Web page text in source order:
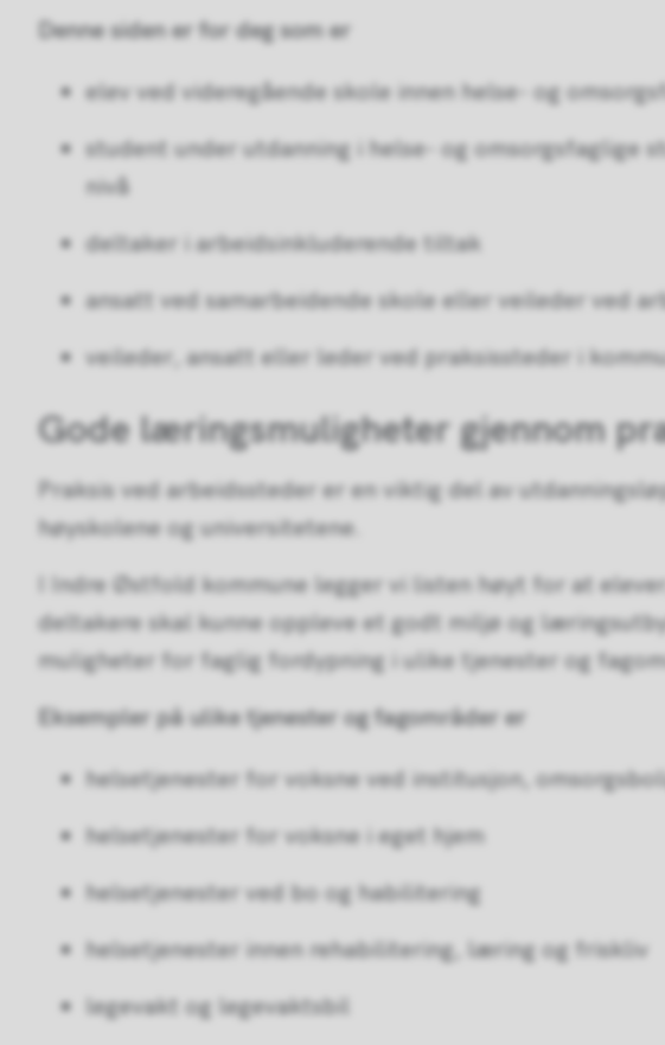
Denne siden er for deg som er
elev ved videregående skole innen helse- og
student under utdanning i helse- og omsorgsfaglige
nivå
deltaker i arbeidsinkluderende tiltak
ansatt ved samarbeidende skole eller veileder ved
veileder, ansatt eller leder ved praksissteder i
Gode læringsmuligheter gjennom
Praksis ved arbeidssteder er en viktig del av
høyskolene og universitetene.
I Indre Østfold kommune legger vi listen høyt for at
deltakere skal kunne oppleve et godt miljø og
muligheter for faglig fordypning i ulike tjenester og
Eksempler på ulike tjenester og fagområder er
helsetjenester for voksne ved institusjon,
helsetjenester for voksne i eget hjem
helsetjenester ved bo og habilitering
helsetjenester innen rehabilitering, læring og friskliv
legevakt og legevaktsbil